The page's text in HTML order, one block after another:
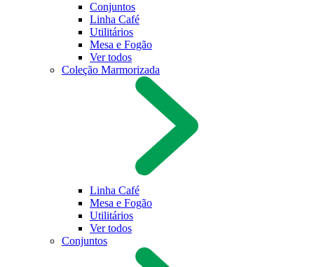
Conjuntos
Linha Café
Utilitários
Mesa e Fogão
Ver todos
Coleção Marmorizada
Linha Café
Mesa e Fogão
Utilitários
Ver todos
Conjuntos